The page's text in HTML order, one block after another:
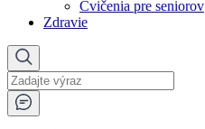
Cvičenia pre seniorov
Zdravie